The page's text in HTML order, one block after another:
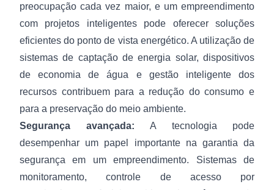
preocupação cada vez maior, e um empreendimento
com projetos inteligentes pode oferecer soluções
eficientes do ponto de vista energético. A utilização de
sistemas de captação de energia solar, dispositivos
de economia de água e gestão inteligente dos
recursos contribuem para a redução do consumo e
para a preservação do meio ambiente.
Segurança avançada: A tecnologia pode
desempenhar um papel importante na garantia da
segurança em um empreendimento. Sistemas de
monitoramento, controle de acesso por